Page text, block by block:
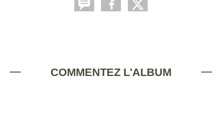
COMMENTEZ L'ALBUM